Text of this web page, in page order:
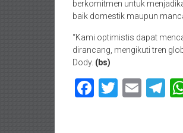
berkomitmen untuk
baik domestik maupun
“Kami optimistis dapat
dirancang, mengikuti tren
Dody. (bs)
Facebook
Twitter